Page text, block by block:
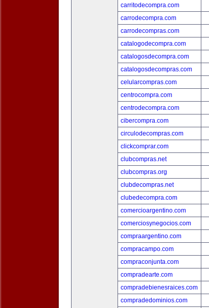
carritodecompra.com
carrodecompra.com
carrodecompras.com
catalogodecompra.com
catalogosdecompra.com
catalogosdecompras.com
celularcompras.com
centrocompra.com
centrodecompra.com
cibercompra.com
circulodecompras.com
clickcomprar.com
clubcompras.net
clubcompras.org
clubdecompras.net
clubedecompra.com
comercioargentino.com
comerciosynegocios.com
compraargentino.com
compracampo.com
compraconjunta.com
compradearte.com
compradebienesraices.com
compradedominios.com